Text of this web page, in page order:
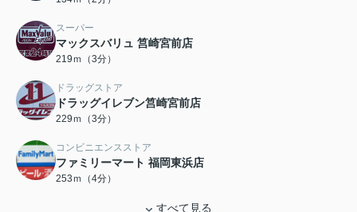
スーパー
マックスバリュ 筥崎宮前店
219ｍ（3分）
ドラッグストア
ドラッグイレブン筥崎宮前店
229ｍ（3分）
コンビニエンスストア
ファミリーマート 福岡東浜店
253ｍ（4分）
すべて見る